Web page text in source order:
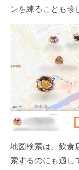
ンを練ることも珍
地図検索は、飲食
索するのにも適し